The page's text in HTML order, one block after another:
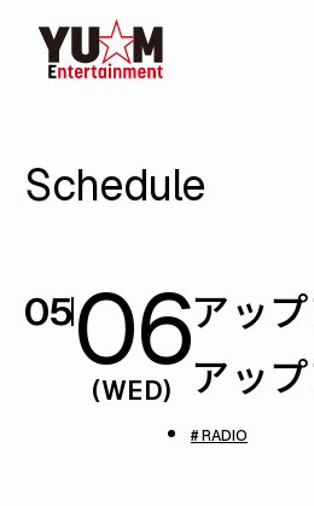
Schedule
0506
(WED)
アップ
アッ
# RADIO